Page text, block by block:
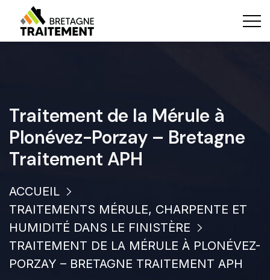
Traitement de la Mérule à
Plonévez-Porzay – Bretagne
Traitement APH
ACCUEIL
TRAITEMENTS MÉRULE, CHARPENTE ET
HUMIDITÉ DANS LE FINISTÈRE
TRAITEMENT DE LA MÉRULE À PLONÉVEZ-
PORZAY – BRETAGNE TRAITEMENT APH